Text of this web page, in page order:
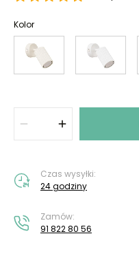
Kolor
Czas wysyłki:
24 godziny
Zamów:
91 822 80 56